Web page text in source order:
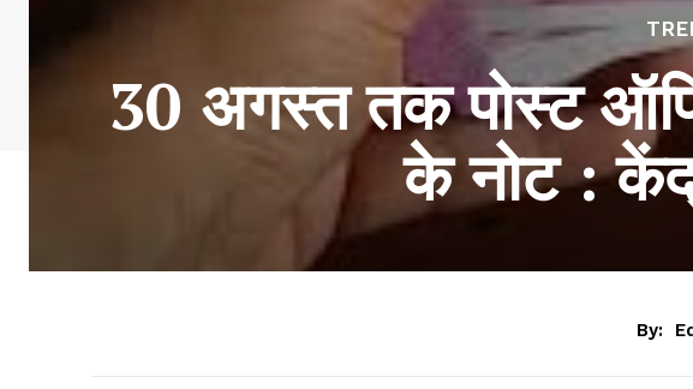
30 अगस्त तक पोस्ट
के नोट :
By: